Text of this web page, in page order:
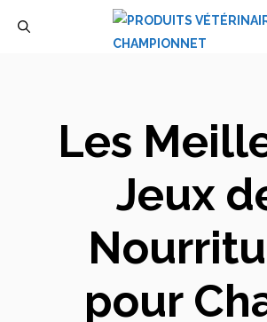
Les
Jeux
pour